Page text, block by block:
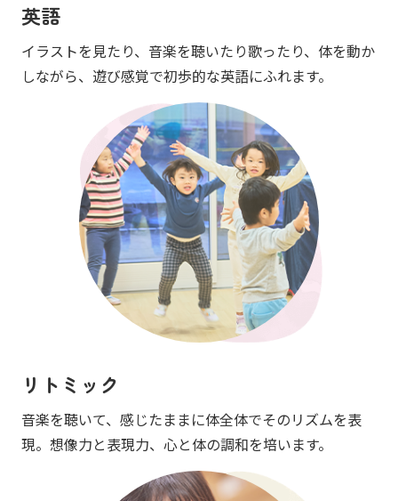
英語
イラストを見たり、音楽を聴いたり歌ったり、体を動か
しながら、遊び感覚で初歩的な英語にふれます。
リトミック
音楽を聴いて、感じたままに体全体でそのリズムを表
現。想像力と表現力、心と体の調和を培います。